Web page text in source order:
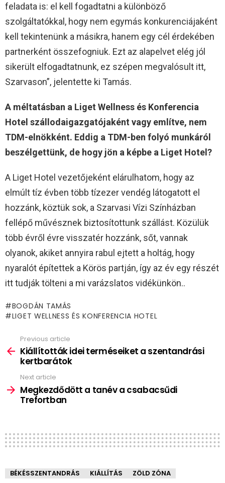
feladata is: el kell fogadtatni a különböző
szolgáltatókkal, hogy nem egymás konkurenciájaként
kell tekintenünk a másikra, hanem egy cél érdekében
partnerként összefogniuk. Ezt az alapelvet elég jól
sikerült elfogadtatnunk, ez szépen megvalósult itt,
Szarvason”, jelentette ki Tamás.
A méltatásban a Liget Wellness és Konferencia
Hotel szállodaigazgatójaként vagy említve, nem
TDM-elnökként. Eddig a TDM-ben folyó munkáról
beszélgettünk, de hogy jön a képbe a Liget Hotel?
A Liget Hotel vezetőjeként elárulhatom, hogy az
elmúlt tíz évben több tízezer vendég látogatott el
hozzánk, köztük sok, a Szarvasi Vízi Színházban
fellépő művésznek biztosítottunk szállást. Közülük
több évről évre visszatér hozzánk, sőt, vannak
olyanok, akiket annyira rabul ejtett a holtág, hogy
nyaralót építettek a Körös partján, így az év egy részét
itt tudják tölteni a mi varázslatos vidékünkön..
BOGDÁN TAMÁS
LIGET WELLNESS ÉS KONFERENCIA HOTEL
more
Previous article
Kiállították idei terméseiket a szentandrási
kertbarátok
Next article
Megkezdődött a tanév a csabacsűdi
Trefortban
BÉKÉSSZENTANDRÁS KIÁLLÍTÁS ZÖLD ZÓNA